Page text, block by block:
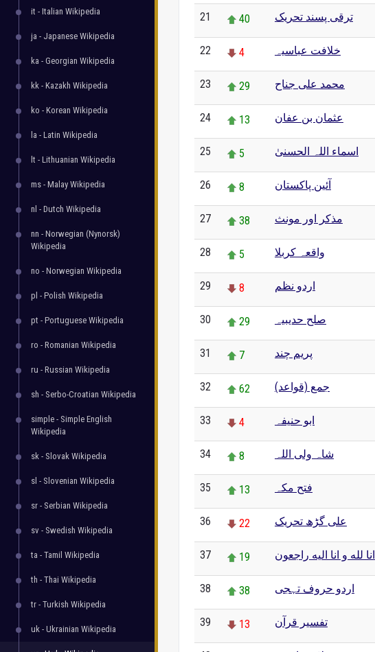
it - Italian Wikipedia
ja - Japanese Wikipedia
ka - Georgian Wikipedia
kk - Kazakh Wikipedia
ko - Korean Wikipedia
la - Latin Wikipedia
lt - Lithuanian Wikipedia
ms - Malay Wikipedia
nl - Dutch Wikipedia
nn - Norwegian (Nynorsk)
Wikipedia
no - Norwegian Wikipedia
pl - Polish Wikipedia
pt - Portuguese Wikipedia
ro - Romanian Wikipedia
ru - Russian Wikipedia
sh - Serbo-Croatian Wikipedia
simple - Simple English
Wikipedia
sk - Slovak Wikipedia
sl - Slovenian Wikipedia
sr - Serbian Wikipedia
sv - Swedish Wikipedia
ta - Tamil Wikipedia
th - Thai Wikipedia
tr - Turkish Wikipedia
uk - Ukrainian Wikipedia
21 40 ترقی پسند تحریک
22 4 خلافت عباسیہ
23 29 محمد علی جناح
24 13 عثمان بن عفان
25 5 اسماء اللہ الحسنیٰ
26 8 آئین پاکستان
27 38 مذکر اور مونث
28 5 واقعہ کربلا
29 8 اردو نظم
30 29 صلح حدیبیہ
31 7 پریم چند
32 62 جمع (قواعد)
33 4 ابو حنیفہ
34 8 شاہ ولی اللہ
35 13 فتح مکہ
36 22 علی گڑھ تحریک
37 19 انا لله و انا الیه راجعون
38 38 اردو حروف تہجی
39 13 تفسیر قرآن